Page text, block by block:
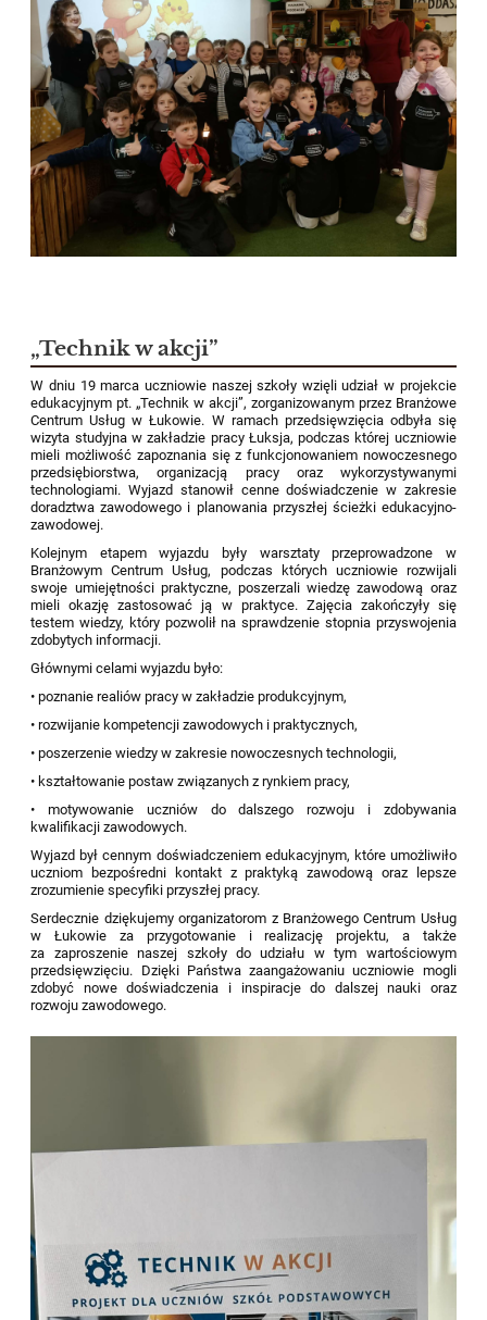
„Technik w akcji”
W dniu 19 marca uczniowie naszej szkoły wzięli udział w projekcie
edukacyjnym pt. „Technik w akcji”, zorganizowanym przez Branżowe
Centrum Usług w Łukowie. W ramach przedsięwzięcia odbyła się
wizyta studyjna w zakładzie pracy Łuksja, podczas której uczniowie
mieli możliwość zapoznania się z funkcjonowaniem nowoczesnego
przedsiębiorstwa, organizacją pracy oraz wykorzystywanymi
technologiami. Wyjazd stanowił cenne doświadczenie w zakresie
doradztwa zawodowego i planowania przyszłej ścieżki edukacyjno-
zawodowej.
Kolejnym etapem wyjazdu były warsztaty przeprowadzone w
Branżowym Centrum Usług, podczas których uczniowie rozwijali
swoje umiejętności praktyczne, poszerzali wiedzę zawodową oraz
mieli okazję zastosować ją w praktyce. Zajęcia zakończyły się
testem wiedzy, który pozwolił na sprawdzenie stopnia przyswojenia
zdobytych informacji.
Głównymi celami wyjazdu było:
• poznanie realiów pracy w zakładzie produkcyjnym,
• rozwijanie kompetencji zawodowych i praktycznych,
• poszerzenie wiedzy w zakresie nowoczesnych technologii,
• kształtowanie postaw związanych z rynkiem pracy,
• motywowanie uczniów do dalszego rozwoju i zdobywania
kwalifikacji zawodowych.
Wyjazd był cennym doświadczeniem edukacyjnym, które umożliwiło
uczniom bezpośredni kontakt z praktyką zawodową oraz lepsze
zrozumienie specyfiki przyszłej pracy.
Serdecznie dziękujemy organizatorom z Branżowego Centrum Usług
w Łukowie za przygotowanie i realizację projektu, a także
za zaproszenie naszej szkoły do udziału w tym wartościowym
przedsięwzięciu. Dzięki Państwa zaangażowaniu uczniowie mogli
zdobyć nowe doświadczenia i inspiracje do dalszej nauki oraz
rozwoju zawodowego.